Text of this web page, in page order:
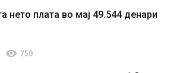
нето плата во мај 49.544 денари
visibility 750